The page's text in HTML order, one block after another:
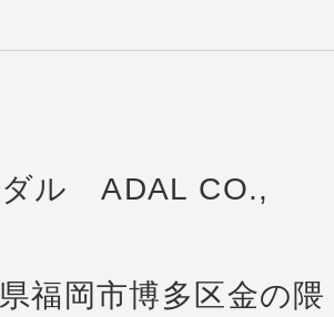
ダル ADAL CO.,
福岡市博多区金の隈